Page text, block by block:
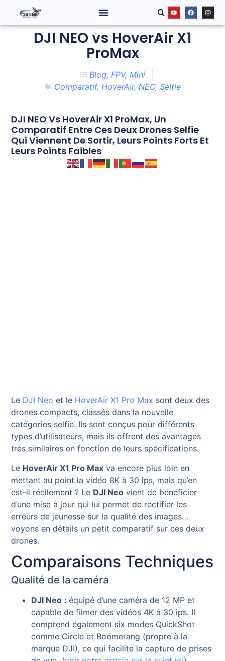
DJI NEO vs HoverAir X1
ProMax
Blog, FPV, Mini
Comparatif, HoverAir, NEO, Selfie
DJI NEO Vs HoverAir X1 ProMax, Un
Comparatif Entre Ces Deux Drones Selfie
Qui Viennent De Sortir, Leurs Points Forts Et
Leurs Points Faibles
Le DJI Neo et le HoverAir X1 Pro Max sont deux des
drones compacts, classés dans la nouvelle
catégories selfie. Ils sont conçus pour différents
types d’utilisateurs, mais ils offrent des avantages
très similaires en fonction de leurs spécifications.
Le HoverAir X1 Pro Max va encore plus loin en
mettant au point la vidéo 8K à 30 ips, mais qu’en
est-il réellement ? Le DJI Neo vient de bénéficier
d’une mise à jour qui lui permet de rectifier les
erreurs de jeunesse sur la qualité des images…
voyons en détails un petit comparatif sur ces deux
drones.
Comparaisons Techniques
Qualité de la caméra
DJI Neo : équipé d’une caméra de 12 MP et
capable de filmer des vidéos 4K à 30 ips. Il
comprend également six modes QuickShot
comme Circle et Boomerang (propre à la
marque DJI), ce qui facilite la capture de prises